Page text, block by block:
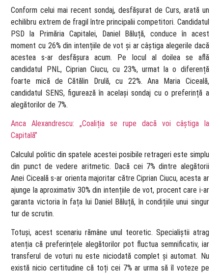
Conform celui mai recent sondaj, desfășurat de Curs, arată un
echilibru extrem de fragil între principalii competitori. Candidatul
PSD la Primăria Capitalei, Daniel Băluță, conduce în acest
moment cu 26% din intențiile de vot și ar câștiga alegerile dacă
acestea s-ar desfășura acum. Pe locul al doilea se află
candidatul PNL, Ciprian Ciucu, cu 23%, urmat la o diferență
foarte mică de Cătălin Drulă, cu 22%. Ana Maria Ciceală,
candidatul SENS, figurează în același sondaj cu o preferință a
alegătorilor de 7%.
Anca Alexandrescu: „Coaliția se rupe dacă voi câștiga la
Capitală”
Calculul politic din spatele acestei posibile retrageri este simplu
din punct de vedere aritmetic. Dacă cei 7% dintre alegătorii
Anei Ciceală s-ar orienta majoritar către Ciprian Ciucu, acesta ar
ajunge la aproximativ 30% din intențiile de vot, procent care i-ar
garanta victoria în fața lui Daniel Băluță, în condițiile unui singur
tur de scrutin.
Totuși, acest scenariu rămâne unul teoretic. Specialiștii atrag
atenția că preferințele alegătorilor pot fluctua semnificativ, iar
transferul de voturi nu este niciodată complet și automat. Nu
există nicio certitudine că toți cei 7% ar urma să îl voteze pe